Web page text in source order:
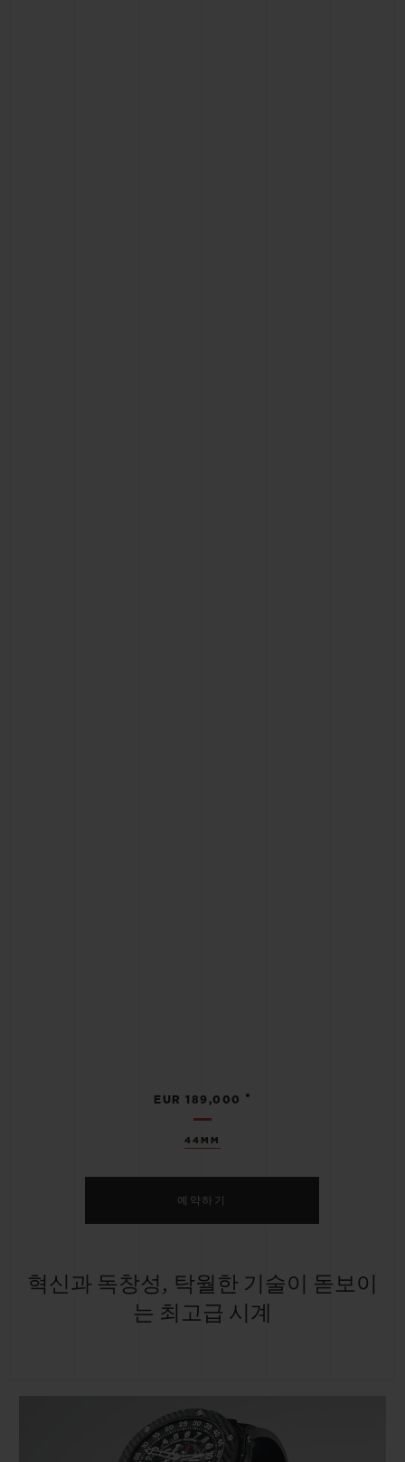
44MM
EUR 189,000 •
예약하기
혁신과 독창성, 탁월한 기술이 돋보이
는 최고급 시계